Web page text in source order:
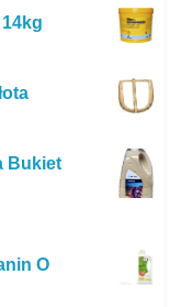
Bukiet
O